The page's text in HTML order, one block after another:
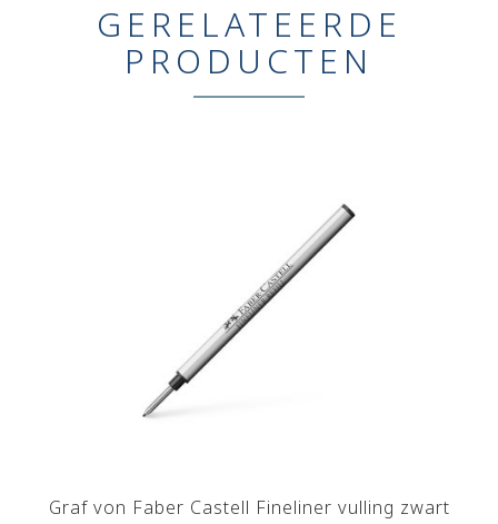
GERELATEERDE
PRODUCTEN
Graf von Faber Castell Fineliner vulling zwart